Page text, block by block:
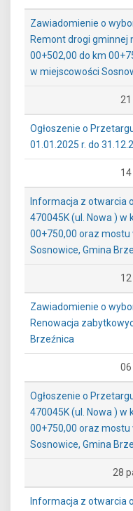
Zawiadomienie o
Remont drogi gminnej
00+502,00 do km
w miejscowości
Ogłoszenie o
01.01.2025 r. do
Informacja z otwarcia
470045K (ul. Nowa ) w
00+750,00 oraz mostu
Sosnowice, Gmina
Zawiadomienie o
Renowacja
Brzeźnica
Ogłoszenie o
470045K (ul. Nowa ) w
00+750,00 oraz mostu
Sosnowice, Gmina
28
Informacja z otwarcia